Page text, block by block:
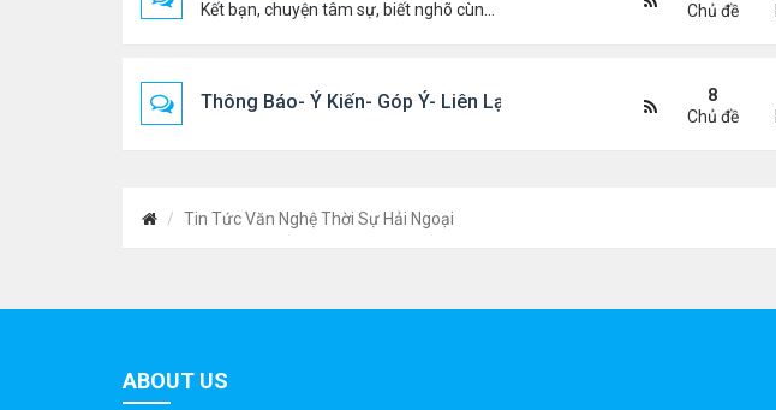
Chủ đề
Thông Báo- Ý Kiến- Góp Ý- Liên Lạc
8
Chủ đề
Tin Tức Văn Nghệ Thời Sự Hải Ngoại
ABOUT US